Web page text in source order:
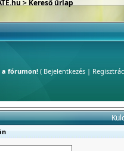
> Kereső űrlap
a fórumon!( Bejelentkezés|